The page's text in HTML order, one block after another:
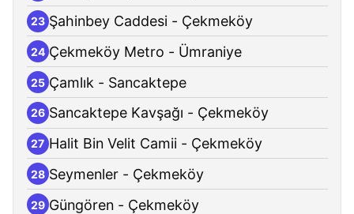
23 Şahinbey Caddesi - Çekmeköy
24 Çekmeköy Metro - Ümraniye
25 Çamlık - Sancaktepe
26 Sancaktepe Kavşağı - Çekmeköy
27 Halit Bin Velit Camii - Çekmeköy
28 Seymenler - Çekmeköy
29 Güngören - Çekmeköy